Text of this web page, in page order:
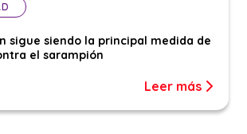
sigue siendo la principal medida de
el sarampión
Leer más